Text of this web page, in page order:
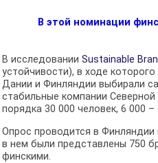
В этой номинации
В исследовании Sustainable
устойчивости), в ходе
Дании и Финляндии выбирали
стабильные компании Северной
порядка 30 000 человек, 6 000
Опрос проводится в Финляндии
в нем были представлены 750
финскими.